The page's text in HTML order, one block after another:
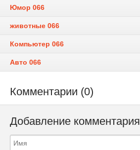
Юмор 066
животные 066
Компьютер 066
Авто 066
Комментарии (0)
Добавление комментария